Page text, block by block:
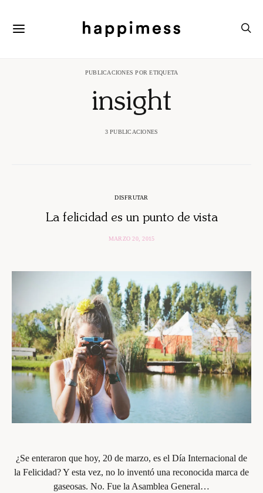
PUBLICACIONES POR ETIQUETA
insight
3 PUBLICACIONES
DISFRUTAR
La felicidad es un punto de vista
MARZO 20, 2015
¿Se enteraron que hoy, 20 de marzo, es el Día Internacional de
la Felicidad? Y esta vez, no lo inventó una reconocida marca de
gaseosas. No. Fue la Asamblea General…